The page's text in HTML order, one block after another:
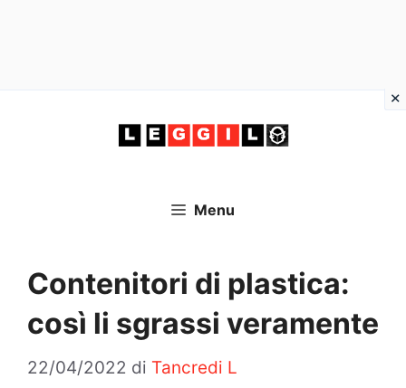
Menu
Contenitori di plastica:
così li sgrassi veramente
22/04/2022 di Tancredi L